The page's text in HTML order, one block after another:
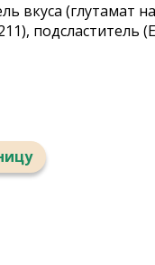
вкуса (глутамат
подсластитель